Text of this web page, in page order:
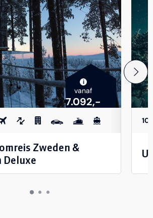
i
vanaf
7.092,-
Zweden &
Deluxe
10